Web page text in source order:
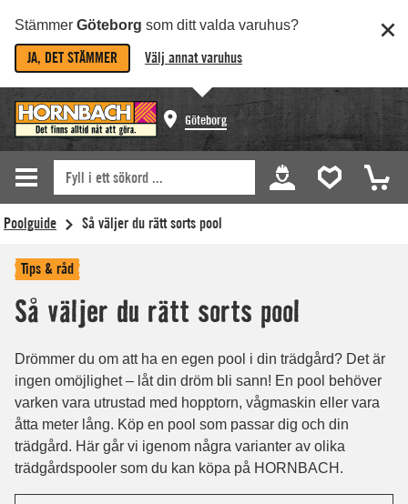
Stämmer Göteborg som ditt valda varuhus?
JA, DET STÄMMER Välj annat varuhus
Göteborg